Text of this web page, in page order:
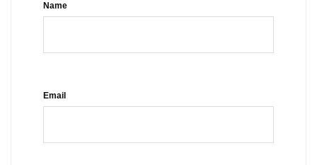
Name
Email